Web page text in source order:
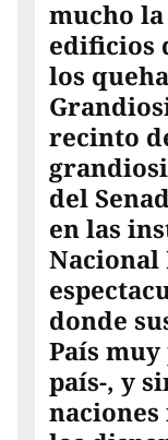
mucho
edificios
los
recinto
del
en las
Nacional
donde
País
país-, y